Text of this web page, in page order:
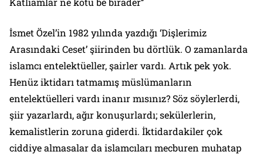
İsmet Özel’in 1982 yılında yazdığı ‘Dişlerimiz
Arasındaki Ceset’ şiirinden bu dörtlük. O zamanlarda
islamcı entelektüeller, şairler vardı. Artık pek yok.
Henüz iktidarı tatmamış müslümanların
entelektüelleri vardı inanır mısınız? Söz söylerlerdi,
şiir yazarlardı, ağır konuşurlardı; sekülerlerin,
kemalistlerin zoruna giderdi. İktidardakiler çok
ciddiye almasalar da islamcıları mecburen muhatap